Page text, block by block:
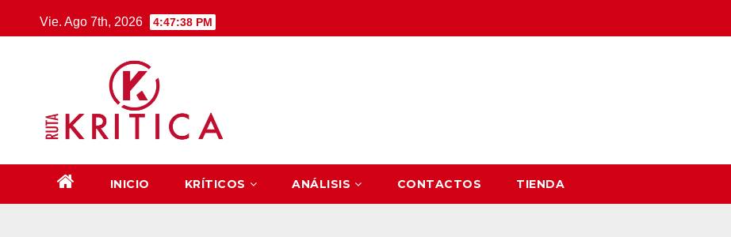
al
Vie. Ago 7th, 2026 4:47:39 PM
INICIO KRÍTICOS ANÁLISIS CONTACTOS TIENDA